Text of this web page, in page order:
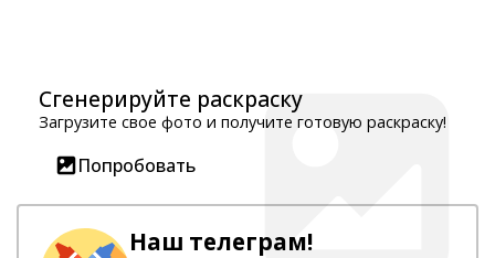
Сгенерируйте раскраску
Загрузите свое фото и получите готовую раскраску!
Попробовать
Наш телеграм!